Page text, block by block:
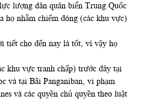
lượng dân quân biển Trung Quốc
họ nhằm chiếm đóng (các khu vực)
tiết cho đến nay là tốt, vì vậy họ
khu vực tranh chấp) trước đây tại
và tại Bãi Panganiban, vi phạm
và các quyền chủ quyền theo luật